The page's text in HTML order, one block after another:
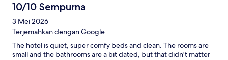
10/10 Sempurna
3 Mei 2026
Terjemahkan dengan Google
The hotel is quiet, super comfy beds and clean. The rooms are
small and the bathrooms are a bit dated, but that didn't matter